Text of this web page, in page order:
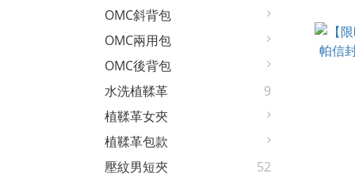
OMC斜背包
OMC兩用包
OMC後背包
水洗植鞣革
9
植鞣革女夾
植鞣革包款
壓紋男短夾
52